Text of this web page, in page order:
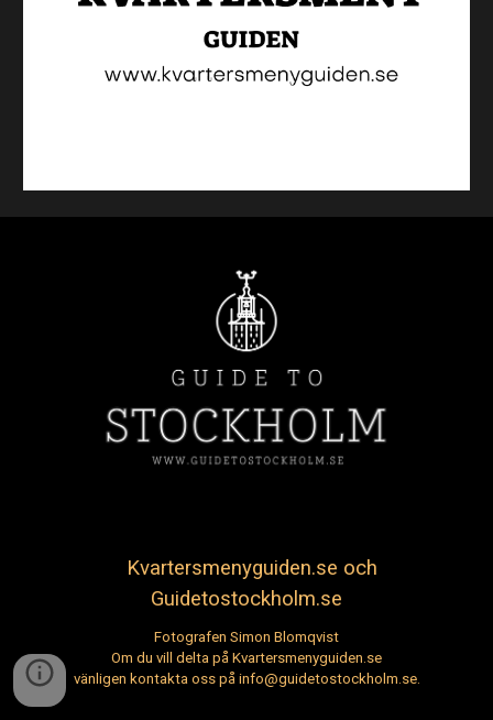
Kvartersmenyguiden.se och
Guidetostockholm.se
Fotografen Simon Blomqvist
Om du vill delta på Kvartersmenyguiden.se
vänligen kontakta oss på info@guidetostockholm.se.